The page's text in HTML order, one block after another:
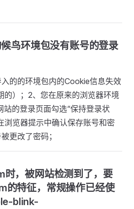
鸟环境包没有账号的登录
的的环境包内的Cookie信息失效
的）；2、您在原来的浏览器环境
站的登录页面勾选“保持登录状
浏览器提示中确认保存账号和密
更改了密码；
时，被网站检测到了，要
的特征，常规操作已经使
blink-